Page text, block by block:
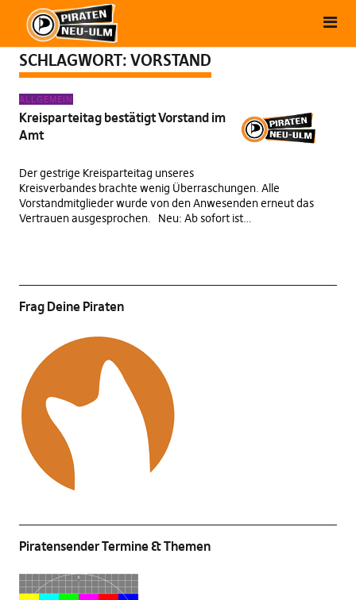
SCHLAGWORT: VORSTAND
ALLGEMEIN
Kreisparteitag bestätigt Vorstand im
Amt
Der gestrige Kreisparteitag unseres
Kreisverbandes brachte wenig Überraschungen. Alle
Vorstandmitglieder wurde von den Anwesenden erneut das
Vertrauen ausgesprochen. Neu: Ab sofort ist…
Frag Deine Piraten
Piratensender Termine & Themen